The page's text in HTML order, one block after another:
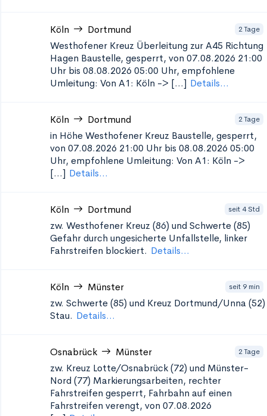
Köln Dortmund 2 Tage
Westhofener Kreuz Überleitung zur A45 Richtung
Hagen Baustelle, gesperrt, von 07.08.2026 21:00
Uhr bis 08.08.2026 05:00 Uhr, empfohlene
Umleitung: Von A1: Köln -> [...] Details...
Köln Dortmund 2 Tage
in Höhe Westhofener Kreuz Baustelle, gesperrt,
von 07.08.2026 21:00 Uhr bis 08.08.2026 05:00
Uhr, empfohlene Umleitung: Von A1: Köln ->
[...] Details...
Köln Dortmund seit 4 Std
zw. Westhofener Kreuz (86) und Schwerte (85)
Gefahr durch ungesicherte Unfallstelle, linker
Fahrstreifen blockiert. Details...
Köln Münster seit 9 min
zw. Schwerte (85) und Kreuz Dortmund/Unna (52)
Stau. Details...
Osnabrück Münster 2 Tage
zw. Kreuz Lotte/Osnabrück (72) und Münster-
Nord (77) Markierungsarbeiten, rechter
Fahrstreifen gesperrt, Fahrbahn auf einen
Fahrstreifen verengt, von 07.08.2026